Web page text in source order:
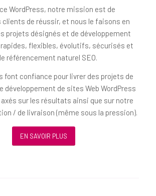
WordPress, notre mission est de
de réussir, et nous le faisons en
projets désignés et de développement
rapides, flexibles, évolutifs, sécurisés et
référencement naturel SEO.
font confiance pour livrer des projets de
développement de sites Web WordPress
sur les résultats ainsi que sur notre
/ de livraison (même sous la pression).
EN SAVOIR PLUS